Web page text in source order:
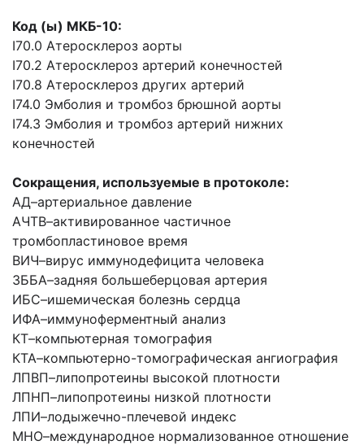
Код (ы) МКБ-10:
I70.0 Атеросклероз аорты
I70.2 Атеросклероз артерий конечностей
I70.8 Атеросклероз других артерий
I74.0 Эмболия и тромбоз брюшной аорты
I74.3 Эмболия и тромбоз артерий нижних
конечностей
Сокращения, используемые в протоколе:
АД–артериальное давление
АЧТВ–активированное частичное
тромбопластиновое время
ВИЧ–вирус иммунодефицита человека
ЗББА–задняя большеберцовая артерия
ИБС–ишемическая болезнь сердца
ИФА–иммуноферментный анализ
КТ–компьютерная томография
КТА–компьютерно-томографическая ангиография
ЛПВП–липопротеины высокой плотности
ЛПНП–липопротеины низкой плотности
ЛПИ–лодыжечно-плечевой индекс
МНО–международное нормализованное отношение